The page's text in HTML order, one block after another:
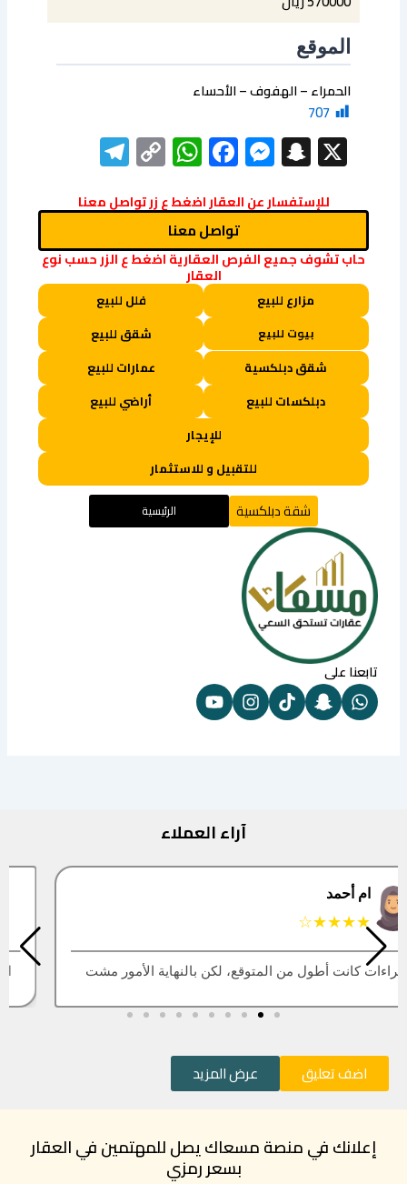
الموقع
الحمراء – الهفوف – الأحساء
707
X
Snapchat
Messenger
Facebook
WhatsApp
Copy
Link
للإستفسار عن العقار اضغط ع زر تواصل معنا
تواصل معنا
حاب تشوف جميع الفرص العقارية اضغط ع الزر حسب نوع
العقار
مزارع للبيع فلل للبيع
بيوت للبيع
شقق للبيع
شقق دبلكسية
عمارات للبيع
دبلكسات للبيع
أراضي للبيع
للإيجار
للتقبيل و للاستثمار
شقة دبلكسية الرئيسية
تابعنا على
آراء العملاء
★★★★★
العقار اللي كنت أبيه طلع مباع، أتمنى التحديث يكون أسرع
اضف تعليق عرض المزيد
إعلانك في منصة مسعاك يصل للمهتمين في العقار
بسعر رمزي